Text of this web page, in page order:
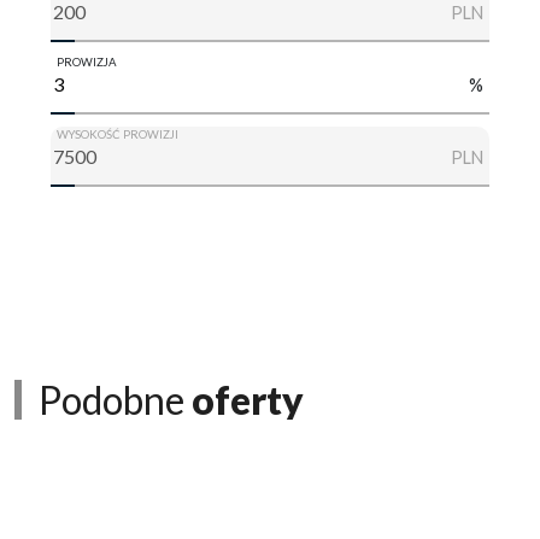
PLN
PROWIZJA
%
WYSOKOŚĆ PROWIZJI
PLN
Podobne oferty